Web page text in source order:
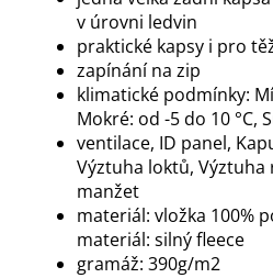
v úrovni ledvin
praktické kapsy i pro
zapínání na zip
klimatické podmínky:
Mokré: od -5 do 10 °C,
ventilace, ID panel,
Výztuha loktů, Výztuha
manžet
materiál: vložka 100%
materiál: silný fleece
gramáž: 390g/m2